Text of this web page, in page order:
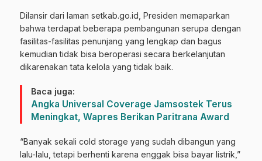
Dilansir dari laman setkab.go.id, Presiden memaparkan
bahwa terdapat beberapa pembangunan serupa dengan
fasilitas-fasilitas penunjang yang lengkap dan bagus
kemudian tidak bisa beroperasi secara berkelanjutan
dikarenakan tata kelola yang tidak baik.
Baca juga:
Angka Universal Coverage Jamsostek Terus
Meningkat, Wapres Berikan Paritrana Award
“Banyak sekali cold storage yang sudah dibangun yang
lalu-lalu, tetapi berhenti karena enggak bisa bayar listrik,”